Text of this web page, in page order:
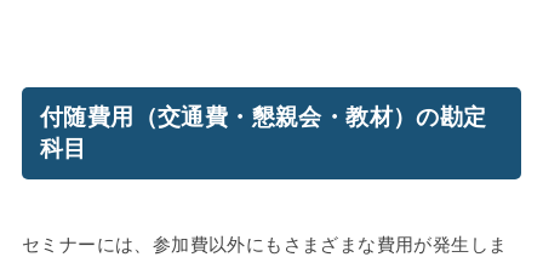
付随費用（交通費・懇親会・教材）の勘定
科目
セミナーには、参加費以外にもさまざまな費用が発生しま